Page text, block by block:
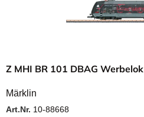
Z MHI BR 101 DBAG Werbelok
Märklin
Art.Nr. 10-88668